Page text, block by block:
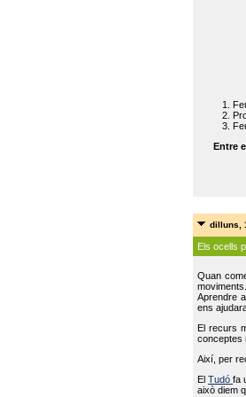
Entre
dilluns,
Els ocells
Quan
Aprendre
ens
El recurs
conceptes
Així, per
ElTudófa
això diem